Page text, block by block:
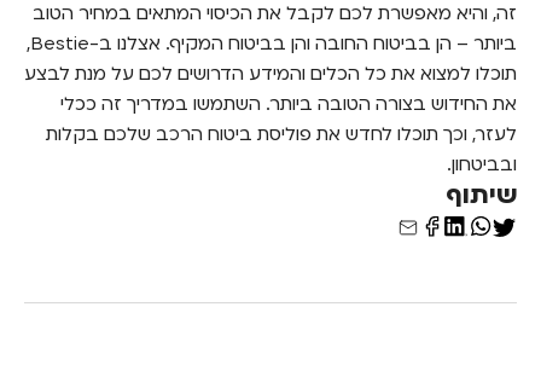
זה, והיא מאפשרת לכם לקבל את הכיסוי המתאים במחיר הטוב
ביותר – הן בביטוח החובה והן בביטוח המקיף. אצלנו ב-Bestie,
תוכלו למצוא את כל הכלים והמידע הדרושים לכם על מנת לבצע
את החידוש בצורה הטובה ביותר. השתמשו במדריך זה ככלי
לעזר, וכך תוכלו לחדש את פוליסת ביטוח הרכב שלכם בקלות
ובביטחון.
שיתוף